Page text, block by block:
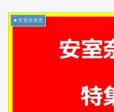
★安室奈美恵